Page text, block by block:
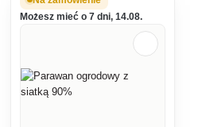
Możesz mieć o 7 dni, 14.08.